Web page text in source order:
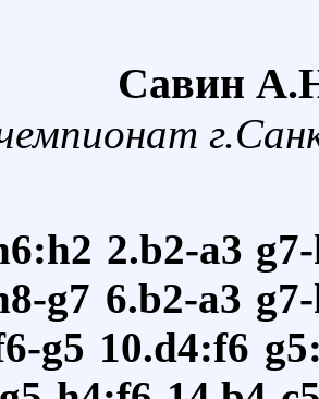
Савин
2.b2-a3
g7 6.b2-a3
g5 10.d4:f6